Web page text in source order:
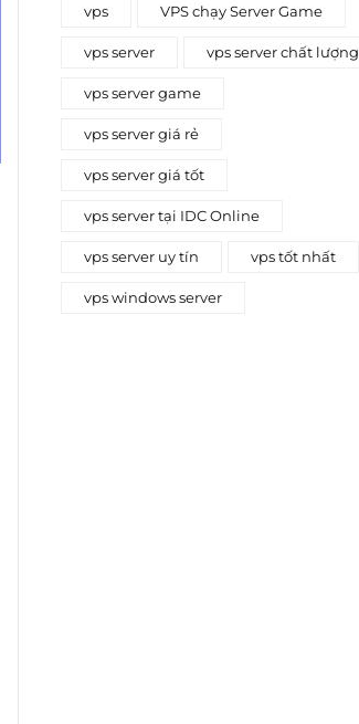
vps VPS chạy Server Game
vps server vps server chất lượng
vps server game
vps server giá rẻ
vps server giá tốt
vps server tại IDC Online
vps server uy tín vps tốt nhất
vps windows server